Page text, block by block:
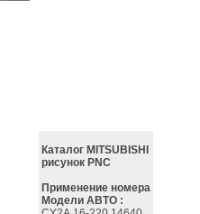
Каталог MITSUBISHI
рисунок PNC
Применение номера
Модели АВТО :